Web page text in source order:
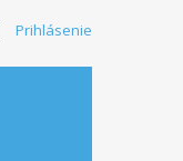
Prihlásenie